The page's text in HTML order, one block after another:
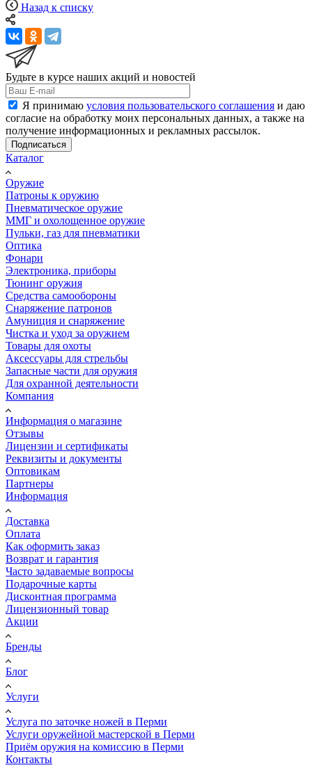
Назад к списку
Будьте в курсе наших акций и новостей
Я принимаю условия пользовательского соглашения и даю
согласие на обработку моих персональных данных, а также на
получение информационных и рекламных рассылок.
Подписаться
Каталог
Оружие
Патроны к оружию
Пневматическое оружие
ММГ и охолощенное оружие
Пульки, газ для пневматики
Оптика
Фонари
Электроника, приборы
Тюнинг оружия
Средства самообороны
Снаряжение патронов
Амуниция и снаряжение
Чистка и уход за оружием
Товары для охоты
Аксессуары для стрельбы
Запасные части для оружия
Для охранной деятельности
Компания
Информация о магазине
Отзывы
Лицензии и сертификаты
Реквизиты и документы
Оптовикам
Партнеры
Информация
Доставка
Оплата
Как оформить заказ
Возврат и гарантия
Часто задаваемые вопросы
Подарочные карты
Дисконтная программа
Лицензионный товар
Акции
Бренды
Блог
Услуги
Услуга по заточке ножей в Перми
Услуги оружейной мастерской в Перми
Приём оружия на комиссию в Перми
Контакты